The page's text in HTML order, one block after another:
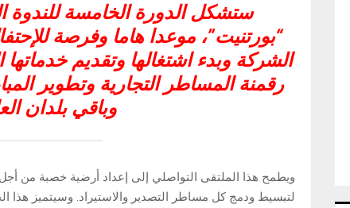
ستشكل الدورة الخامسة للندوة
“بورتنيت”، موعدا هاما وفرصة
الشركة وبدء اشتغالها وتقديم
رقمنة المساطر التجارية وتطوير
وباقي بلدان
ويطمح هذا الملتقى التواصلي إلى إعداد أرضية خصبة من
لتبسيط ودمج كل مساطر التصدير والاستيراد. وسيتميز